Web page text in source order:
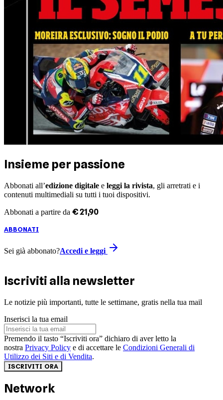
Insieme per passione
Abbonati all’edizione digitale e leggi la rivista, gli arretrati e i
contenuti multimediali su tutti i tuoi dispositivi.
Abbonati a partire da €21,90
ABBONATI
Sei già abbonato?Accedi e leggi
Iscriviti alla newsletter
Le notizie più importanti, tutte le settimane, gratis nella tua mail
Inserisci la tua email
Premendo il tasto “Iscriviti ora” dichiaro di aver letto la
nostra Privacy Policy e di accettare le Condizioni Generali di
Utilizzo dei Siti e di Vendita.
ISCRIVITI ORA
Network